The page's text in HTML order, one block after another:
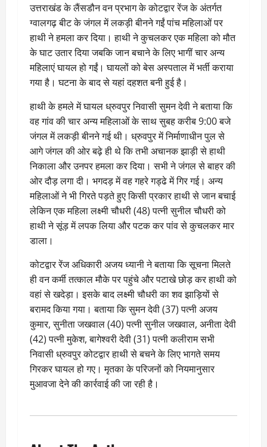
उत्तराखंड के लैंसडौन वन प्रभाग के कोटद्वार रेंज के अंतर्गत
ग्वालगढ़ बीट के जंगल में लकड़ी बीनने गईं पांच महिलाओं पर
हाथी ने हमला कर दिया। हाथी ने कुचलकर एक महिला को मौत
के घाट उतार दिया जबकि जान बचाने के लिए भागीं चार अन्य
महिलाएं घायल हो गईं। घायलों को बेस अस्पताल में भर्ती कराया
गया है। घटना के बाद से यहां दहशत बनी हुई है।
हाथी के हमले में घायल ध्रुवपुर निवासी सुमन देवी ने बताया कि
वह गांव की चार अन्य महिलाओं के साथ सुबह करीब 9:00 बजे
जंगल में लकड़ी बीनने गई थी। ध्रुवपुर में निर्माणाधीन पुल से
आगे जंगल की ओर बढ़े ही थे कि तभी अचानक झाड़ी से हाथी
निकाला और उनपर हमला कर दिया। सभी ने जंगल से बाहर की
ओर दौड़ लगा दी। भगदड़ में वह गहरे गड्ढे में गिर गई। अन्य
महिलाओं ने भी गिरते पड़ते हुए किसी प्रकार हाथी से जान बचाई
लेकिन एक महिला लक्ष्मी चौधरी (48) पत्नी सुनील चौधरी को
हाथी ने सूंड़ में लपक लिया और पटक कर पांव से कुचलकर मार
डाला।
कोटद्वार रेंज अधिकारी अजय ध्यानी ने बताया कि सूचना मिलते
ही वन कर्मी तत्काल मौके पर पहुंचे और पटाखे छोड़ कर हाथी को
वहां से खदेड़ा। इसके बाद लक्ष्मी चौधरी का शव झाड़ियों से
बरामद किया गया। बताया कि सुमन देवी (37) पत्नी अजय
कुमार, सुनीता जखवाल (40) पत्नी सुनील जखवाल, अनीता देवी
(42) पत्नी मुकेश, बागेश्वरी देवी (31) पत्नी कलीराम सभी
निवासी ध्रुवपुर कोटद्वार हाथी से बचने के लिए भागते समय
गिरकर घायल हो गए। मृतका के परिजनों को नियमानुसार
मुआवजा देने की कार्रवाई की जा रही है।